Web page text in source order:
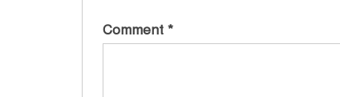
Comment *